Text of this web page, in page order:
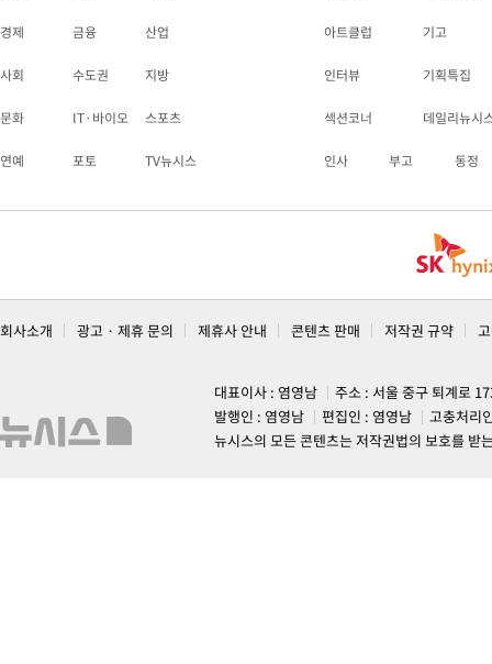
경제 금융 산업
사회 수도권 지방
문화 IT·바이오 스포츠
연예 포토 TV뉴시스
아트클럽 기고
인터뷰 기획특집
섹션코너 데일리뉴시
인사 부고 동정
회사소개 광고 · 제휴 문의 제휴사 안내 콘텐츠 판매 저작권 규약
대표이사 : 염영남
주소 : 서울 중구 퇴계로
발행인 : 염영남
편집인 : 염영남
고충처리
뉴시스의 모든 콘텐츠는 저작권법의 보호를